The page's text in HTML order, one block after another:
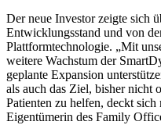
Der neue Investor zeigte sich
Entwicklungsstand und von
Plattformtechnologie. „Mit
weitere Wachstum der
geplante Expansion
als auch das Ziel, bisher nicht
Patienten zu helfen, deckt
Eigentümerin des Family